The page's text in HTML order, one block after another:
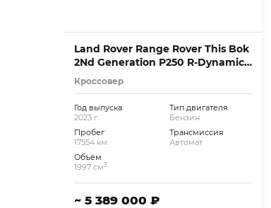
Land Rover Range Rover This Bok
2Nd Generation P250 R-Dynamic
Se
Кроссовер
Год выпуска
2023 г.
Пробег
17554 км.
Объём
1997 см3
Тип двигателя
Бензин
Трансмиссия
Автомат
~ 5 389 000 ₽